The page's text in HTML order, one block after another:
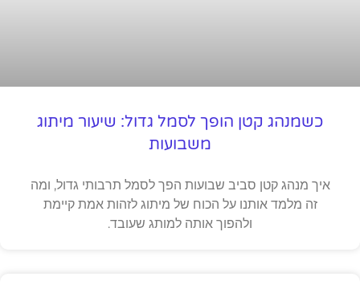
כשמנהג קטן הופך לסמל גדול: שיעור מיתוג
משבועות
איך מנהג קטן סביב שבועות הפך לסמל תרבותי גדול, ומה
זה מלמד אותנו על הכוח של מיתוג לזהות אמת קיימת
ולהפוך אותה למותג שעובד.